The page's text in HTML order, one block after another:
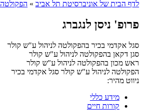
לדף הבית של אוניברסיטת תל אביב »
פרופ' ניסן לנגברג
סגל אקדמי בכיר בהפקולטה לניהול ע"ש קולר
סגן דקאן בהפקולטה לניהול ע"ש קולר
ראש מכון בהפקולטה לניהול ע"ש קולר
הפקולטה לניהול ע"ש קולר סגל אקדמי בכיר
ניווט מהיר:
מידע כללי
קורות חיים